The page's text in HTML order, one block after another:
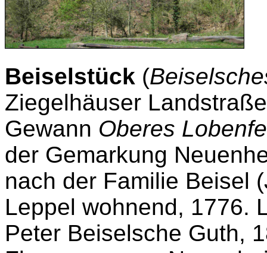
Beiselstück (
Ziegelhäuser
Gewann Oberes
der Gemarkung
nach der Familie Beisel
Leppel wohnend, 1776.
Peter Beiselsche Guth,